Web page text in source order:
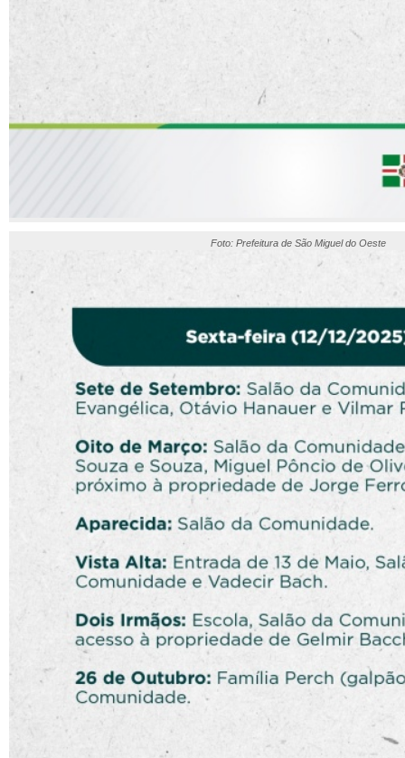
Foto: Prefeitura de São Miguel do Oeste